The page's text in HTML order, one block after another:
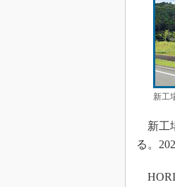
新工
新工
る。